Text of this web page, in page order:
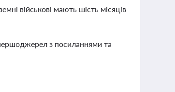
військові мають шість місяців
з посиланнями та